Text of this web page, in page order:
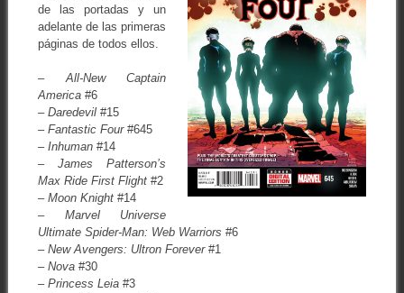
de las portadas y un
adelante de las primeras
páginas de todos ellos.
–All-New Captain
America#6
– Daredevil#15
– Fantastic Four#645
– Inhuman#14
– James Patterson’s
Max Ride First Flight#2
– Moon Knight#14
– Marvel Universe
Ultimate Spider-Man: Web Warriors #6
– New Avengers: Ultron Forever#1
– Nova#30
– Princess Leia#3